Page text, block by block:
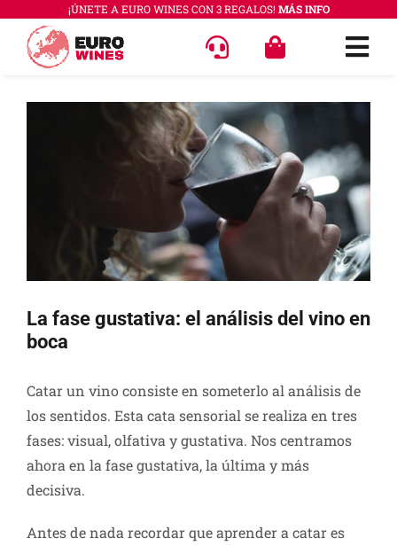
contenido
¡ÚNETE A EURO WINES CON 3 REGALOS! MÁS INFO
VINOS
La fase gustativa: el análisis del vino en
boca
Catar un vino consiste en someterlo al análisis de
los sentidos. Esta cata sensorial se realiza en tres
fases: visual, olfativa y gustativa. Nos centramos
ahora en la fase gustativa, la última y más
decisiva.
Antes de nada recordar que aprender a catar es